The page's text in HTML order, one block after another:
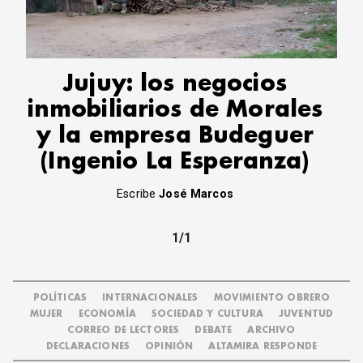
CORREO DE LECTORES
DEBATE
ARCHIVO
DECLARACIONES
OPINIÓN
ALTAMIRA RESPONDE
Política Obrera Revista
CONTACTO
Jujuy: los negocios
inmobiliarios de Morales
y la empresa Budeguer
(Ingenio La Esperanza)
EscribeJosé Marcos
1/1
POLÍTICAS INTERNACIONALES
MOVIMIENTO OBRERO
MUJER
ECONOMÍA SOCIEDAD Y CULTURA
JUVENTUD
CORREO DE LECTORES
DEBATE
ARCHIVO
DECLARACIONES
OPINIÓN ALTAMIRA RESPONDE